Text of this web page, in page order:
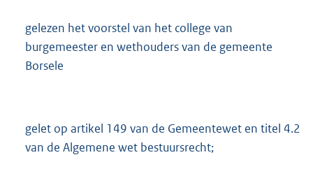
gelezen het voorstel van het college van
burgemeester en wethouders van de gemeente
Borsele
gelet op artikel 149 van de Gemeentewet en titel 4.2
van de Algemene wet bestuursrecht;